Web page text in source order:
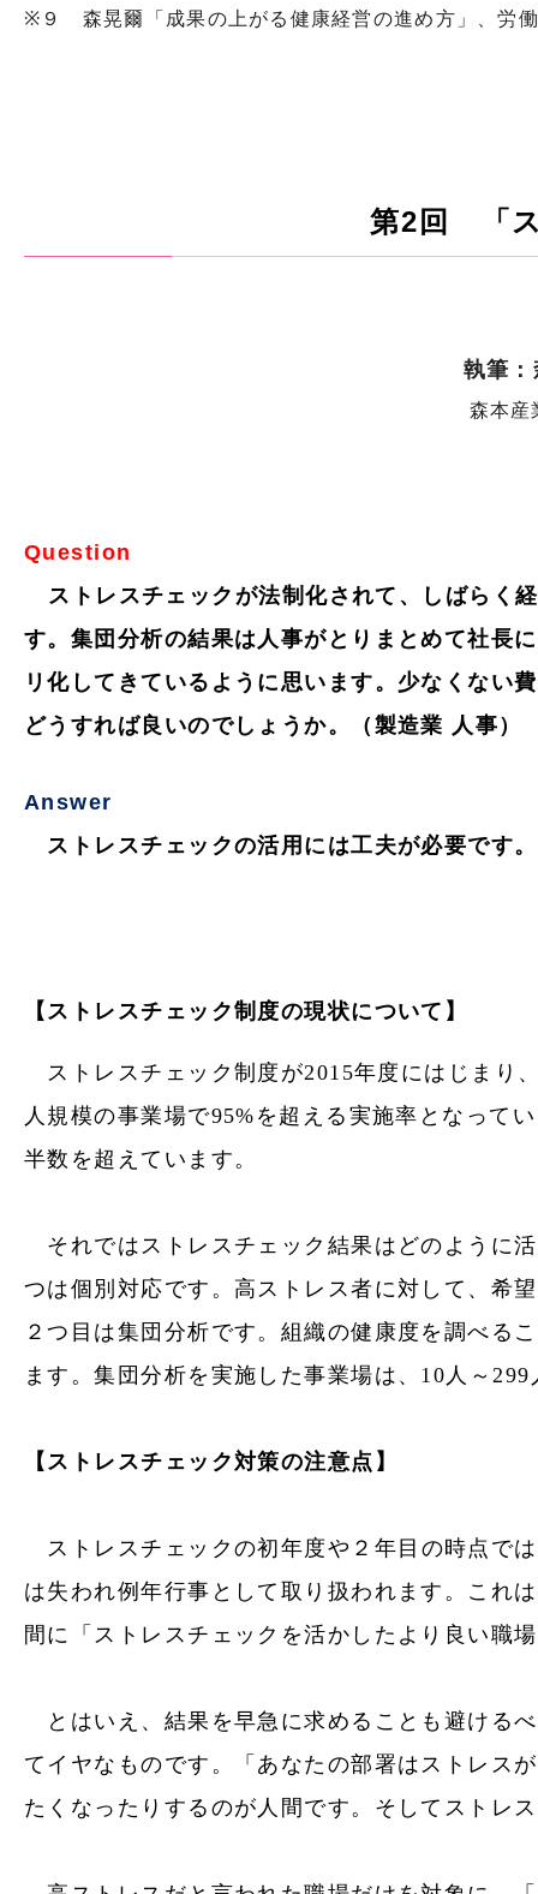
※９ 森晃爾「成果の上がる健康経営の進め方」、労
第2回 「
執筆
森本産
Question
ストレスチェックが法制化されて、しばらく
す。集団分析の結果は人事がとりまとめて社長
リ化してきているように思います。少なくない
どうすれば良いのでしょうか。（製造業 人事）
Answer
ストレスチェックの活用には工夫が必要です
【ストレスチェック制度の現状について】
ストレスチェック 制度が2015年度にはじまり
人規模の事業場で95%を超える実施率となって
半数を超えています。
それでは ストレスチェック 結果はどのように
つは個別対応です。高ストレス者に対して、希
２つ目は集団分析です。組織の健康度を調べる
ます。集団分析を実施した事業場は、10人～
【 ストレスチェック対策の注意点】
ストレスチェック の初年度や２年目の時点で
は失われ例年行事として取り扱われます。これ
間に「 ストレスチェック を活かしたより良い職
とはいえ、結果を早急に求めることも避ける
てイヤなものです。「あなたの部署はストレス
たくなったりするのが人間です。そして ストレ